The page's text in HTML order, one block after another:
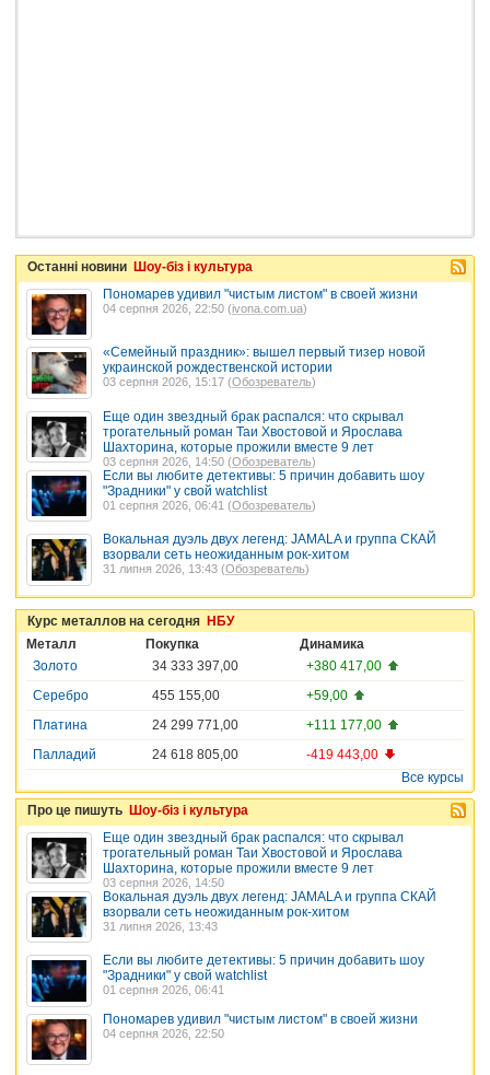
Останні новини Шоу-біз і культура
Пономарев удивил "чистым листом" в своей жизни
04 серпня 2026, 22:50 (ivona.com.ua)
«Семейный праздник»: вышел первый тизер новой
украинской рождественской истории
03 серпня 2026, 15:17 (Обозреватель)
Еще один звездный брак распался: что скрывал
трогательный роман Таи Хвостовой и Ярослава
Шахторина, которые прожили вместе 9 лет
03 серпня 2026, 14:50 (Обозреватель)
Если вы любите детективы: 5 причин добавить шоу
"Зрадники" у свой watchlist
01 серпня 2026, 06:41 (Обозреватель)
Вокальная дуэль двух легенд: JAMALA и группа СКАЙ
взорвали сеть неожиданным рок-хитом
31 липня 2026, 13:43 (Обозреватель)
Курс металлов на сегодня НБУ
Металл
Покупка
Динамика
Золото
34 333 397,00
+380 417,00
Серебро
455 155,00
+59,00
Платина
24 299 771,00
+111 177,00
Палладий
24 618 805,00
-419 443,00
Все курсы
Про це пишуть Шоу-біз і культура
Еще один звездный брак распался: что скрывал
трогательный роман Таи Хвостовой и Ярослава
Шахторина, которые прожили вместе 9 лет
03 серпня 2026, 14:50
Вокальная дуэль двух легенд: JAMALA и группа СКАЙ
взорвали сеть неожиданным рок-хитом
31 липня 2026, 13:43
Если вы любите детективы: 5 причин добавить шоу
"Зрадники" у свой watchlist
01 серпня 2026, 06:41
Пономарев удивил "чистым листом" в своей жизни
04 серпня 2026, 22:50